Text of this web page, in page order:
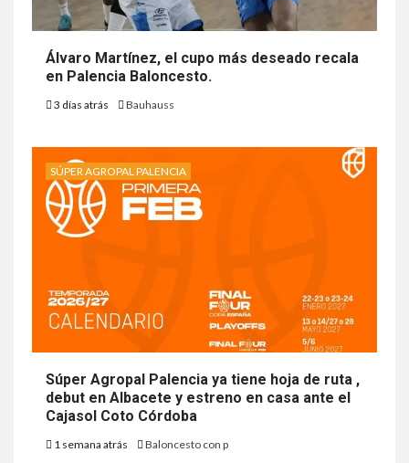
Álvaro Martínez, el cupo más deseado recala
en Palencia Baloncesto.
3 días atrás Bauhauss
SÚPER AGROPAL PALENCIA
Súper Agropal Palencia ya tiene hoja de ruta ,
debut en Albacete y estreno en casa ante el
Cajasol Coto Córdoba
1 semana atrás Baloncesto con p